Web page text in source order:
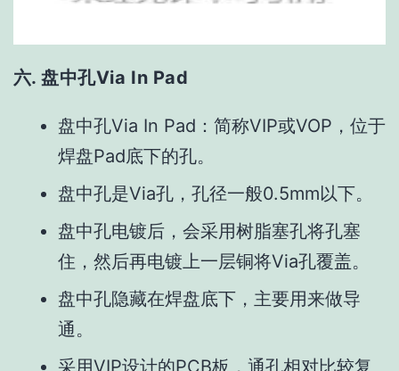
六. 盘中孔Via In Pad
盘中孔Via In Pad：简称VIP或VOP，位于
焊盘Pad底下的孔。
盘中孔是Via孔，孔径一般0.5mm以下。
盘中孔电镀后，会采用树脂塞孔将孔塞
住，然后再电镀上一层铜将Via孔覆盖。
盘中孔隐藏在焊盘底下，主要用来做导
通。
采用VIP设计的PCB板，通孔相对比较复